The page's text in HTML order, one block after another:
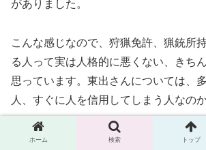
がありました。
こんな感じなので、狩猟免許、猟銃所
る人って実は人格的に悪くない、きち
思っています。東出さんについては、
人、すぐに人を信用してしまう人なの
週刊誌に山の中で女性猟師と歩いてい
ホーム 検索 トップ